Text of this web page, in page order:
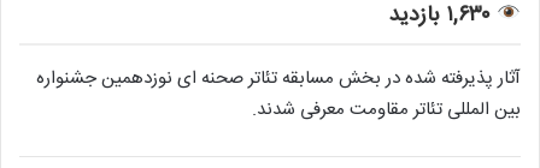
۱,۶۳۰ بازدید
آثار پذیرفته شده در بخش مسابقه تئاتر صحنه ای نوزدهمین جشنواره
بین المللی تئاتر مقاومت معرفی شدند.